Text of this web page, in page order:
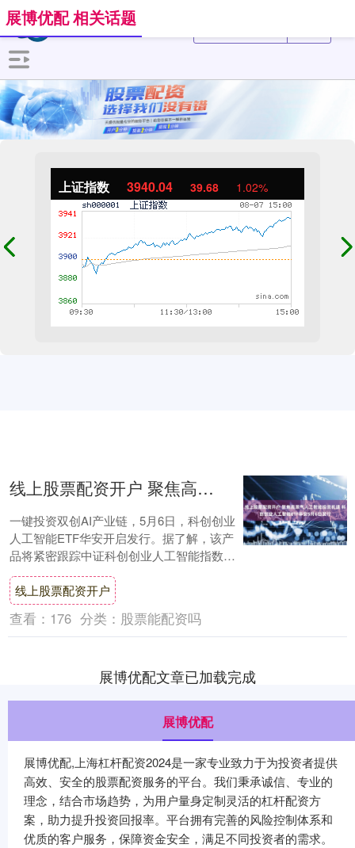
上证指数 3940.04 39.68 1.02%
展博优配 相关话题
线上股票配资开户 聚焦高景气人工智能投资机遇 科创创业人工智能ETF华安5月6日发行
一键投资双创AI产业链，5月6日，科创创业
人工智能ETF华安开启发行。据了解，该产
品将紧密跟踪中证科创创业人工智能指数，
精选科创板+创业板AI龙头，助力投资者
把....
线上股票配资开户
查看： 176 分类： 股票能配资吗
展博优配文章已加载完成
展博优配
展博优配,上海杠杆配资2024是一家专业致力于为投资者提供
高效、安全的股票配资服务的平台。我们秉承诚信、专业的
理念，结合市场趋势，为用户量身定制灵活的杠杆配资方
案，助力提升投资回报率。平台拥有完善的风险控制体系和
优质的客户服务，保障资金安全，满足不同投资者的需求。